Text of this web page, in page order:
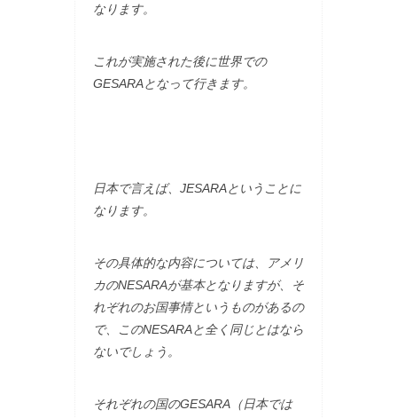
なります。
これが実施された後に世界での
GESARAとなって行きます。
日本で言えば、JESARAということに
なります。
その具体的な内容については、アメリ
カのNESARAが基本となりますが、そ
れぞれのお国事情というものがあるの
で、このNESARAと全く同じとはなら
ないでしょう。
それぞれの国のGESARA（日本では